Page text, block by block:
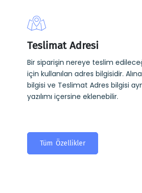
Teslimat Adresi
Bir siparişin nereye teslim
için kullanılan adres bilgisidir.
bilgisi ve Teslimat Adres bilgisi
yazılımı içersine eklenebilir.
Tüm Özellikler